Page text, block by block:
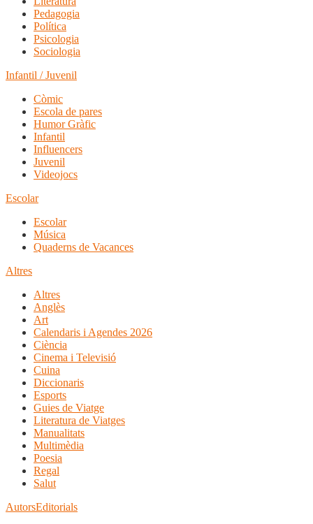
Pedagogia
Política
Psicologia
Sociologia
Infantil / Juvenil
Còmic
Escola de pares
Humor Gràfic
Infantil
Influencers
Juvenil
Videojocs
Escolar
Escolar
Música
Quaderns de Vacances
Altres
Altres
Anglès
Art
Calendaris i Agendes 2026
Ciència
Cinema i Televisió
Cuina
Diccionaris
Esports
Guies de Viatge
Literatura de Viatges
Manualitats
Multimèdia
Poesia
Regal
Salut
AutorsEditorials